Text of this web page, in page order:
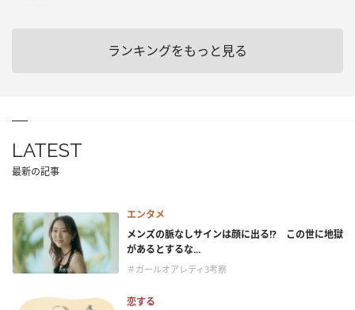
ランキングをもっと見る
LATEST
最新の記事
エンタメ
メンズの脈なしサインは顔に出る!? この世に地獄
があるとするな...
＃ガールオアレディ3考察
恋する